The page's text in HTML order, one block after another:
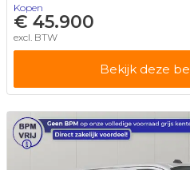
Kopen
€ 45.900
excl. BTW
Bekijk deze